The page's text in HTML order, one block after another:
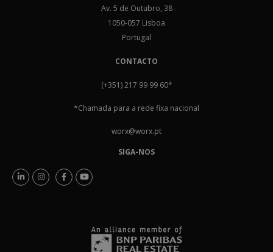
Av. 5 de Outubro, 38
1050-057 Lisboa
Portugal
CONTACTO
(+351) 217 99 99 60*
*Chamada para a rede fixa nacional
worx@worx.pt
SIGA-NOS